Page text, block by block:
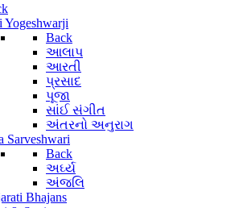
Yogeshwarji
Back
આલાપ
આરતી
પ્રસાદ
પૂજા
સાંઈ સંગીત
અંતરનો અનુરાગ
Sarveshwari
Back
અર્ઘ્ય
અંજલિ
Bhajans